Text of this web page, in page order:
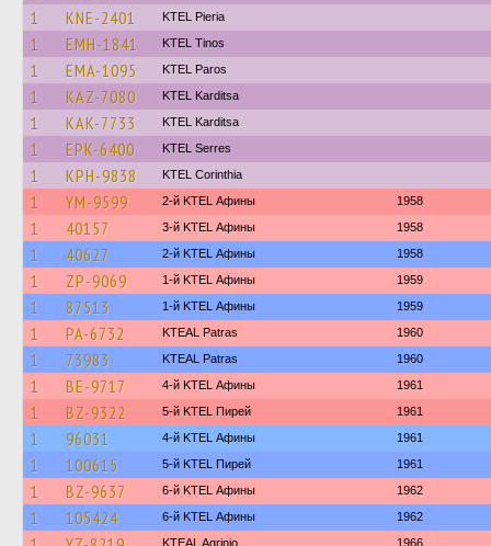
1 KNE-2401 KTEL Pieria
1 EMH-1841 KTEL Tinos
1 EMA-1095 KTEL Paros
1 KAZ-7080 ΚΤΕL Karditsa
1 KAK-7733 ΚΤΕL Karditsa
1 EPK-6400 KTEL Serres
1 KPH-9838 KTEL Corinthia
1 YM-9599 2-й KTEL Афины 1958
1 40157 3-й KTEL Афины 1958
1 40627 2-й KTEL Афины 1958
1 ZP-9069 1-й KTEL Афины 1959
1 87513 1-й KTEL Афины 1959
1 PA-6732 KTEAL Patras 1960
1 73983 KTEAL Patras 1960
1 BE-9717 4-й KTEL Афины 1961
1 BZ-9322 5-й KTEL Пирей 1961
1 96031 4-й KTEL Афины 1961
1 100615 5-й KTEL Пирей 1961
1 BZ-9637 6-й KTEL Афины 1962
1 105424 6-й KTEL Афины 1962
KTEAL Agrinio 1966